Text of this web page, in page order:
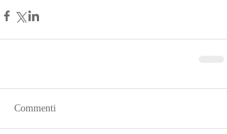
Commenti